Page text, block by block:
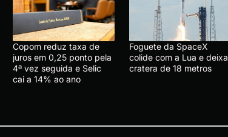
Copom reduz taxa de
juros em 0,25 ponto pela
4ª vez seguida e Selic
cai a 14% ao ano
Foguete da SpaceX
colide com a Lua e deixa
cratera de 18 metros